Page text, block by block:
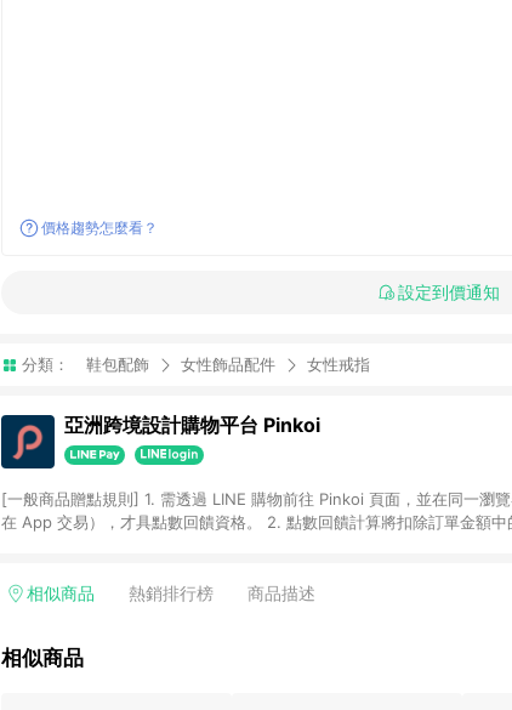
價格趨勢怎麼看？
設定到價通知
分類： 鞋包配飾 女性飾品配件 女性戒指
亞洲跨境設計購物平台 Pinkoi
[一般商品贈點規則] 1. 需透過 LINE 購物前往 Pinkoi 頁面，並在同一瀏
在 App 交易），才具點數回饋資格。 2. 點數回饋計算將扣除訂單金額
格，部分退款不在此限。 6. APP 請更新至Android v4.6.0 / iOS v4.1.5
使用規則請以點數紅包活動說明為準。 11. 若於 LINE 購物前往 Pinkoi 頁
相似商品 熱銷排行榜 商品描述
相似商品